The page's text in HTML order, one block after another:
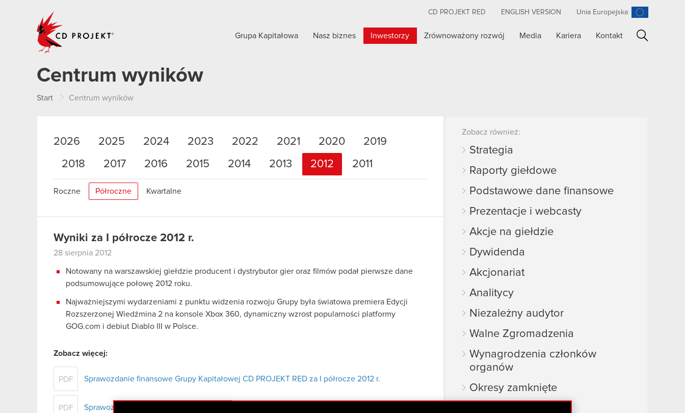
CD PROJEKT RED ENGLISH VERSION Unia Europejska
Grupa Kapitałowa Nasz biznes Inwestorzy Zrównoważony rozwój Media Kariera Kontakt
Centrum wyników
Start Centrum wyników
2026 2025 2024 2023 2022 2021 2020
2019
2018
2017 2016 2015 2014 2013 2012 2011
Roczne Półroczne Kwartalne
Wyniki za I półrocze 2012 r.
28 sierpnia 2012
Notowany na warszawskiej giełdzie producent i dystrybutor gier oraz filmów podał pierwsze dane
podsumowujące połowę 2012 roku.
Najważniejszymi wydarzeniami z punktu widzenia rozwoju Grupy była światowa premiera Edycji
Rozszerzonej Wiedźmina 2 na konsole Xbox 360, dynamiczny wzrost popularności platformy
GOG.com i debiut Diablo III w Polsce.
Zobacz więcej:
PDF Sprawozdanie finansowe Grupy Kapitałowej CD PROJEKT RED za I półrocze 2012 r.
PDF Sprawozdanie Zarządu z działalności Grupy Kapitałowej CD PROJEKT RED za I półrocze 2012 r.
Zobacz również:
Strategia
Raporty giełdowe
Podstawowe dane finansowe
Prezentacje i webcasty
Akcje na giełdzie
Dywidenda
Akcjonariat
Analitycy
Niezależny audytor
Walne Zgromadzenia
Wynagrodzenia członków
organów
Okresy zamknięte